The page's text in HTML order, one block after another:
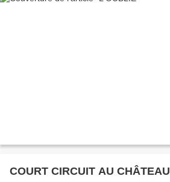
COURT CIRCUIT AU CHÂTEAU